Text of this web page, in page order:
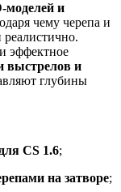
моделей и
чему черепа и
реалистично.
эффектное
выстрелов и
глубины
CS 1.6;
на затворе;